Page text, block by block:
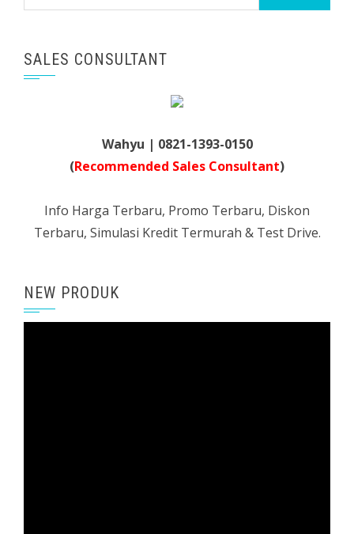
SALES CONSULTANT
Wahyu | 0821-1393-0150
(Recommended Sales Consultant)
Info Harga Terbaru, Promo Terbaru, Diskon
Terbaru, Simulasi Kredit Termurah & Test Drive.
NEW PRODUK